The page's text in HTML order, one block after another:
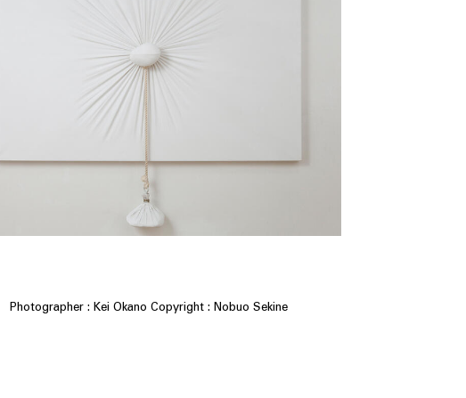
Photographer : Kei Okano Copyright : Nobuo Sekine